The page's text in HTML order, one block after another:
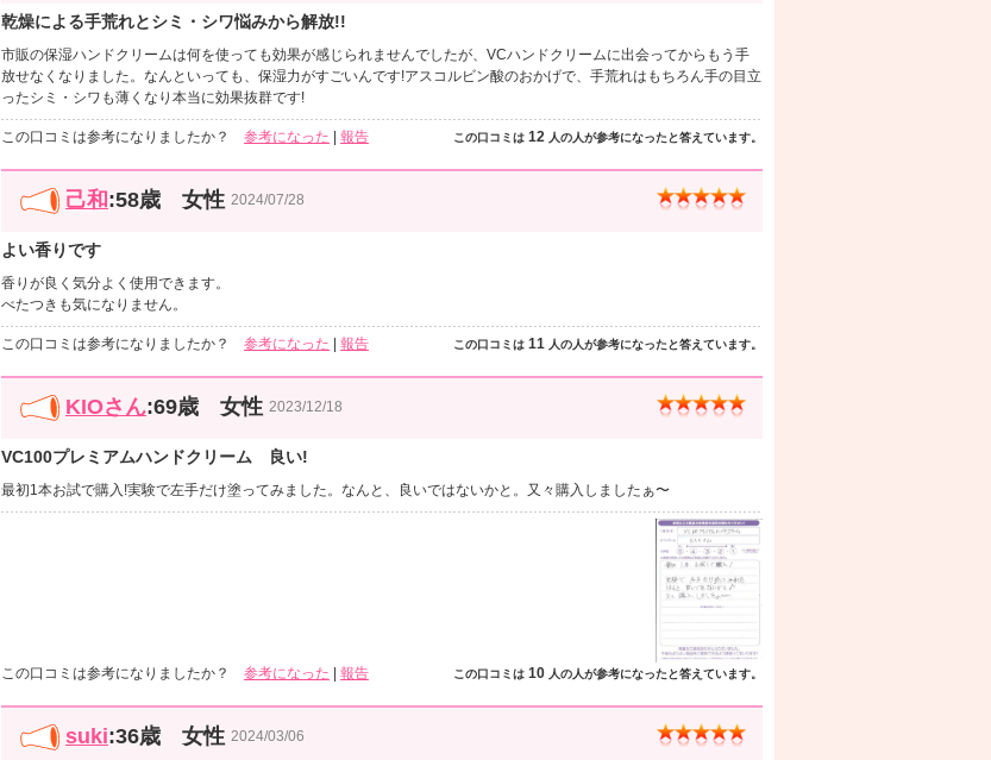
乾燥による手荒れとシミ・シワ悩みから解放!!
市販の保湿ハンドクリームは何を使っても効果が感じられませんでしたが、VCハンドクリームに出会ってからもう手
放せなくなりました。なんといっても、保湿力がすごいんです!アスコルビン酸のおかげで、手荒れはもちろん手の目立
ったシミ・シワも薄くなり本当に効果抜群です!
この口コミは 12 人の人が参考になったと答えています。
この口コミは参考になりましたか？ 参考になった 報告
己和 :58歳 女性 2024/07/28
よい香りです
香りが良く気分よく使用できます。
べたつきも気になりません。
この口コミは 11 人の人が参考になったと答えています。
この口コミは参考になりましたか？ 参考になった 報告
KIOさん:69歳 女性 2023/12/18
VC100プレミアムハンドクリーム 良い!
最初1本お試で購入!実験で左手だけ塗ってみました。なんと、良いではないかと。又々購入しましたぁ〜
この口コミは 10 人の人が参考になったと答えています。
この口コミは参考になりましたか？ 参考になった | 報告
suki:36歳 女性 2024/03/06